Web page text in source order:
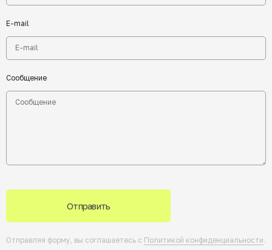
E-mail
Сообщение
Отправить
Отправляя форму, вы соглашаетесь с Политикой конфиденциальности.